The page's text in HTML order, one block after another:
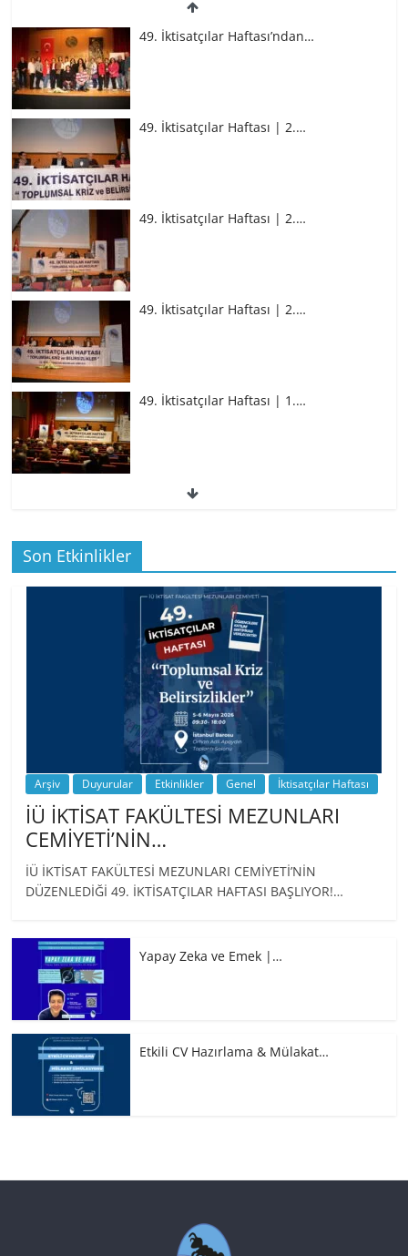
49. İktisatçılar Haftası’ndan…
49. İktisatçılar Haftası | 2.…
49. İktisatçılar Haftası | 2.…
49. İktisatçılar Haftası | 2.…
49. İktisatçılar Haftası | 1.…
49. İktisatçılar Haftası | 1.…
BİZ İKTİSATLILAR: İÇİMİZDEN BİRİ PROF.
…
Son Etkinlikler
Arşiv Duyurular Etkinlikler Genel İktisatçılar Haftası
İÜ İKTİSAT FAKÜLTESİ MEZUNLARI
CEMİYETİ’NİN…
İÜ İKTİSAT FAKÜLTESİ MEZUNLARI CEMİYETİ’NİN
DÜZENLEDİĞİ 49. İKTİSATÇILAR HAFTASI BAŞLIYOR!…
Yapay Zeka ve Emek |…
Etkili CV Hazırlama & Mülakat…